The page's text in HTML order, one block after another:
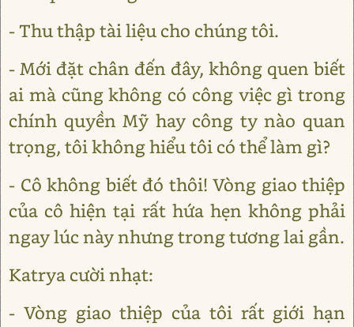
- Thu thập tài liệu cho chúng tôi.
- Mới đặt chân đến đây, không quen biết
ai mà cũng không có công việc gì trong
chính quyền Mỹ hay công ty nào quan
trọng, tôi không hiểu tôi có thể làm gì?
- Cô không biết đó thôi! Vòng giao thiệp
của cô hiện tại rất hứa hẹn không phải
ngay lúc này nhưng trong tương lai gần.
Katrya cười nhạt:
- Vòng giao thiệp của tôi rất giới hạn